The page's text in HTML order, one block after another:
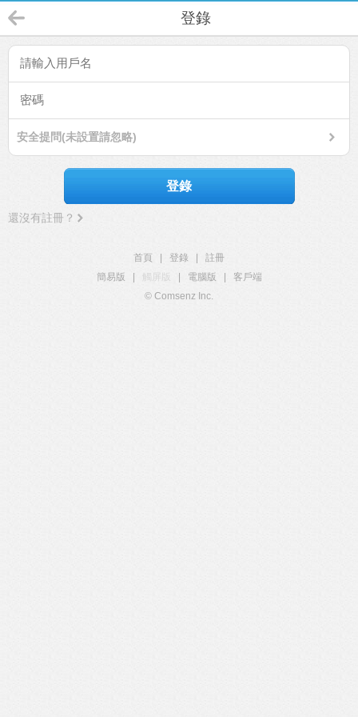
登錄
安全提問(未設置請忽略)
登錄
還沒有註冊？
首頁 登錄
註冊
簡易版
觸屏版 電腦版
客戶端
© Comsenz Inc.